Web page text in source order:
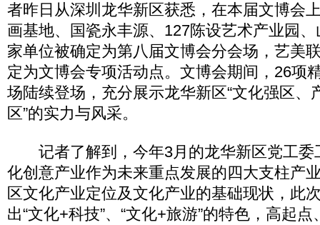
者昨日从深圳龙华新区获悉，在本届文博会
画基地、国瓷永丰源、127陈设艺术产业园
家单位被确定为第八届文博会分会场，艺美
定为文博会专项活动点。文博会期间，26项
场陆续登场，充分展示龙华新区“文化强区、
区”的实力与风采。
记者了解到，今年3月的龙华新区党工委
化创意产业作为未来重点发展的四大支柱产
区文化产业定位及文化产业的基础现状，此
出“文化+科技”、“文化+旅游”的特色，高起